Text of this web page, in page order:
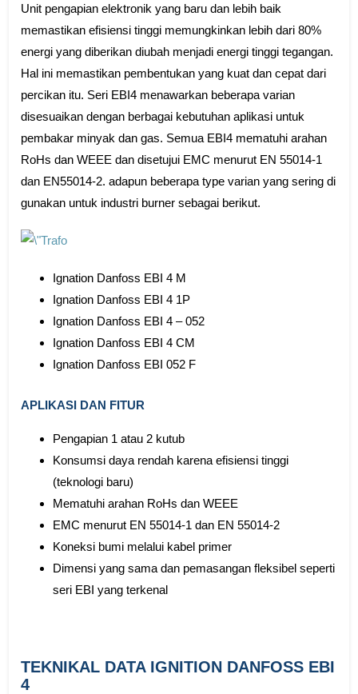
Unit pengapian elektronik yang baru dan lebih baik
memastikan efisiensi tinggi memungkinkan lebih dari 80%
energi yang diberikan diubah menjadi energi tinggi tegangan.
Hal ini memastikan pembentukan yang kuat dan cepat dari
percikan itu. Seri EBI4 menawarkan beberapa varian
disesuaikan dengan berbagai kebutuhan aplikasi untuk
pembakar minyak dan gas. Semua EBI4 mematuhi arahan
RoHs dan WEEE dan disetujui EMC menurut EN 55014-1
dan EN55014-2. adapun beberapa type varian yang sering di
gunakan untuk industri burner sebagai berikut.
Ignation Danfoss EBI 4 M
Ignation Danfoss EBI 4 1P
Ignation Danfoss EBI 4 – 052
Ignation Danfoss EBI 4 CM
Ignation Danfoss EBI 052 F
APLIKASI DAN FITUR
Pengapian 1 atau 2 kutub
Konsumsi daya rendah karena efisiensi tinggi
(teknologi baru)
Mematuhi arahan RoHs dan WEEE
EMC menurut EN 55014-1 dan EN 55014-2
Koneksi bumi melalui kabel primer
Dimensi yang sama dan pemasangan fleksibel seperti
seri EBI yang terkenal
TEKNIKAL DATA IGNITION DANFOSS EBI
4